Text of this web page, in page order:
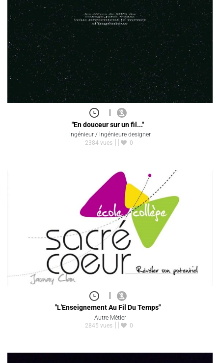
|
"En douceur sur un fil..."
Ingénieur / Ingénieure designer
2384 vues
0
|
"L'Enseignement Au Fil Du Temps"
Autre Métier
2845 vues
0